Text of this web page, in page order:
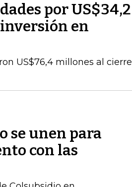
por US$34,2
en
US$76,4 millones al cierre
se unen para
con las